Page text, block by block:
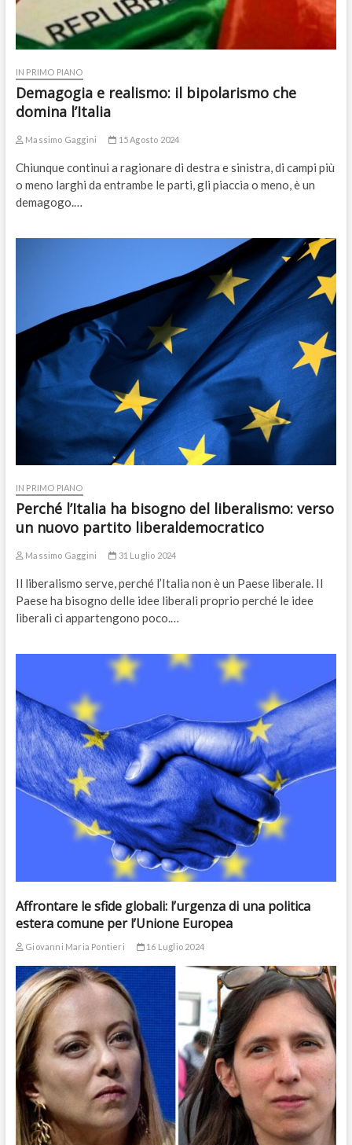
IN PRIMO PIANO
Demagogia e realismo: il bipolarismo che
domina l’Italia
Massimo Gaggini 15 Agosto 2024
Chiunque continui a ragionare di destra e sinistra, di campi più
o meno larghi da entrambe le parti, gli piaccia o meno, è un
demagogo.…
IN PRIMO PIANO
Perché l’Italia ha bisogno del liberalismo: verso
un nuovo partito liberaldemocratico
Massimo Gaggini 31 Luglio 2024
Il liberalismo serve, perché l’Italia non è un Paese liberale. Il
Paese ha bisogno delle idee liberali proprio perché le idee
liberali ci appartengono poco.…
Affrontare le sfide globali: l’urgenza di una politica
estera comune per l’Unione Europea
Giovanni Maria Pontieri 16 Luglio 2024